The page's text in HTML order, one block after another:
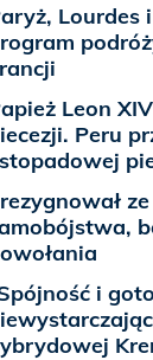
Lourdes
Leon
Peru
i